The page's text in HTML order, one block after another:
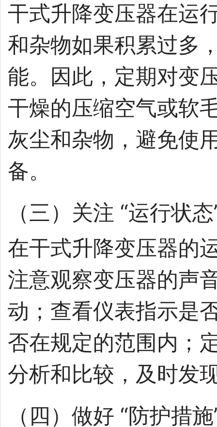
干式升降变压器在运
和杂物如果积累过多
能。因此，定期对变
干燥的压缩空气或软
灰尘和杂物，避免使
备。
（三）关注 “运行状态
在干式升降变压器的
注意观察变压器的声
动；查看仪表指示是
否在规定的范围内；
分析和比较，及时发
（四）做好 “防护措施